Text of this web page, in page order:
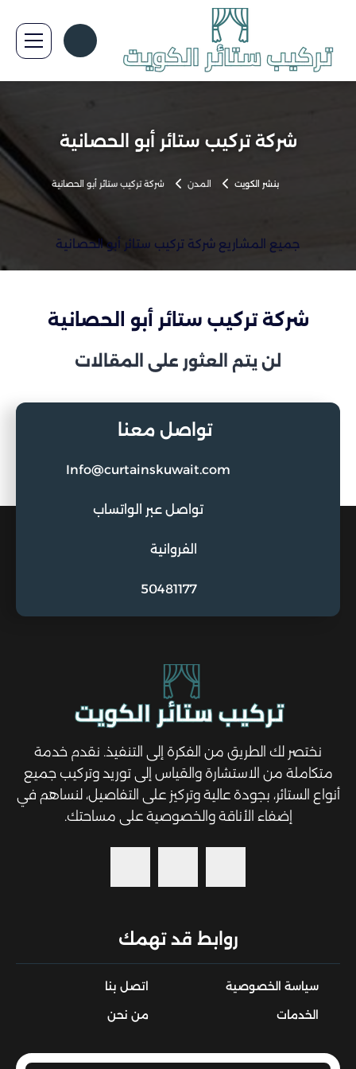
شركة تركيب ستائر أبو الحصانية
بنشر الكويت المدن شركة تركيب ستائر أبو الحصانية
جميع المشاريع شركة تركيب ستائر أبو الحصانية
شركة تركيب ستائر أبو الحصانية
لن يتم العثور على المقالات
تواصل معنا
Info@curtainskuwait.com
تواصل عبر الواتساب
الفروانية
50481177
نختصر لك الطريق من الفكرة إلى التنفيذ. نقدم خدمة
متكاملة من الاستشارة والقياس إلى توريد وتركيب جميع
أنواع الستائر، بجودة عالية وتركيز على التفاصيل، لنساهم في
إضفاء الأناقة والخصوصية على مساحتك.
روابط قد تهمك
سياسة الخصوصية
اتصل بنا
الخدمات
من نحن